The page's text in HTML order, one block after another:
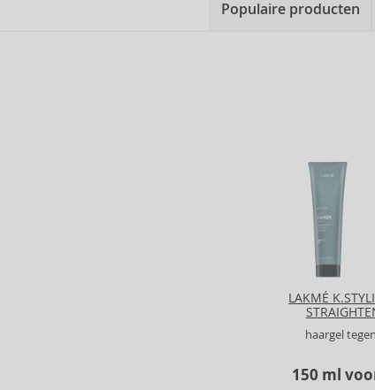
Populaire producten
LAKMÉ
haargel
150 ml